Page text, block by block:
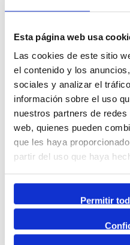
Esta página web usa
Las cookies de este sitio
el contenido y los
sociales y analizar el
información sobre el uso
nuestros partners de
web, quienes pueden
que les haya
partir del uso que haya
Permitir
Galeria d'imatges